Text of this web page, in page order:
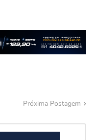
Próxima Postagem